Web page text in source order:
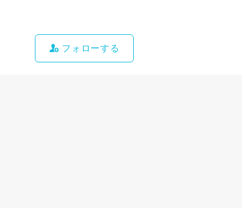
フォローする